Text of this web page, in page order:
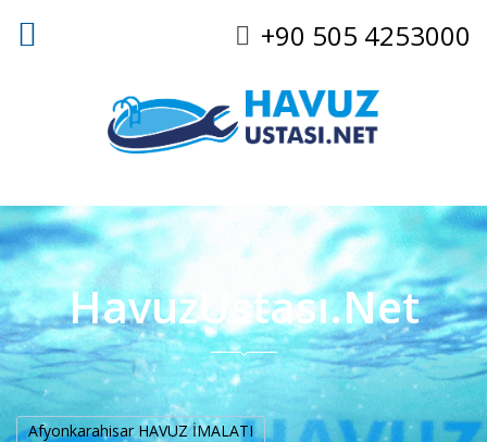
+90 505 4253000
HavuzUstası.Net
Afyonkarahisar HAVUZ İMALATI